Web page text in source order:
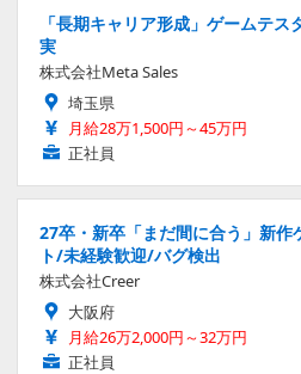
「長期キャリア形成」ゲームテ
実
株式会社Meta Sales
埼玉県
月給28万1,500円～45万円
正社員
27卒・新卒「まだ間に合う」新作
ト/未経験歓迎/バグ検出
株式会社Creer
大阪府
月給26万2,000円～32万円
正社員